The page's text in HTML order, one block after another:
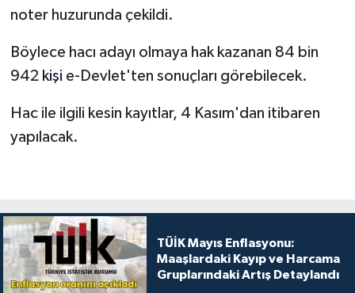
noter huzurunda çekildi.
Böylece hacı adayı olmaya hak kazanan 84 bin
942kişi e-Devlet'ten sonuçları görebilecek.
Hac ile ilgili kesin kayıtlar, 4 Kasım'dan itibaren
yapılacak.
TÜİK Mayıs Enflasyonu:
Maaşlardaki Kayıp ve Harcama
Gruplarındaki Artış Detaylandı